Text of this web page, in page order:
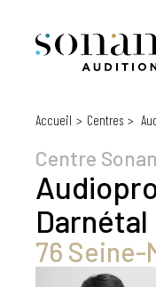
Accueil Centres
Centre
Darnétal
76